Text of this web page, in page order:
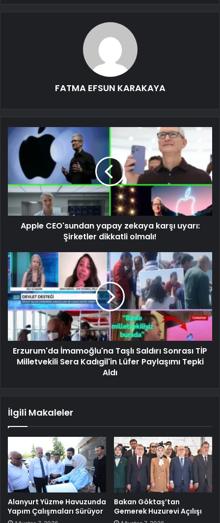
FATMA EFSUN KARAKAYA
Apple CEO'sundan yapay zekaya karşı uyarı:
Şirketler dikkatli olmalı!
Erzurum'da İmamoğlu'na Taşlı Saldırı Sonrası TİP
Milletvekili Sera Kadıgil'in Lüfer Paylaşımı Tepki
Aldı
İlgili Makaleler
Alanyurt Yüzme Havuzunda
Yapım Çalışmaları Sürüyor
Bakan Göktaş’tan
Gemerek Huzurevi Açılışı